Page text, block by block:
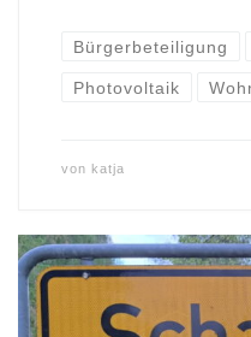
Bürgerbeteiligung
Photovoltaik
von katja